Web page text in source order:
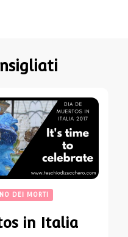
DEI MORTI
in Italia